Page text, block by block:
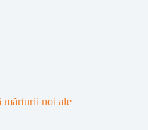
mărturii noi ale